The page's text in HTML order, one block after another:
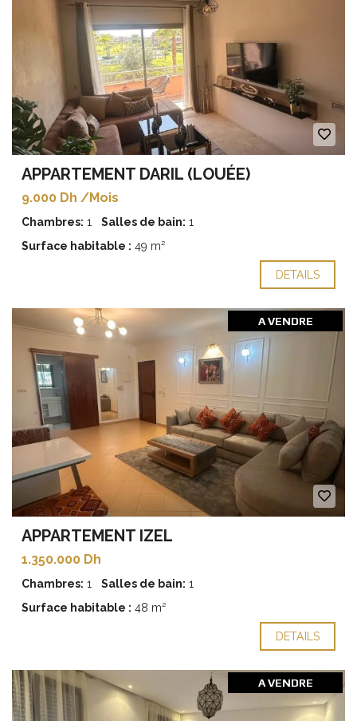
APPARTEMENT DARIL (LOUÉE)
9.000 Dh /Mois
Chambres: 1 Salles de bain: 1
Surface habitable : 49 m²
DETAILS
A VENDRE
APPARTEMENT IZEL
1.350.000 Dh
Chambres: 1 Salles de bain: 1
Surface habitable : 48 m²
DETAILS
A VENDRE